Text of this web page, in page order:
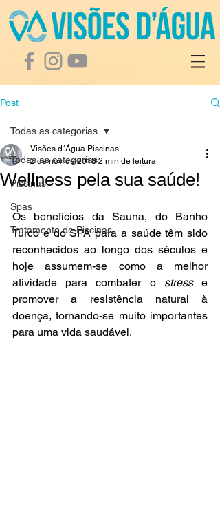
Post
Todas as categorias
Piscinas
Spas
Tratamento de Piscinas
Todas as categorias
Wellness pela sua saúde!
Visões d´Água Piscinas
2 de nov. de 2018 2 min de leitura
Os benefícios da Sauna, do Banho
Turco e do SPA para a saúde têm sido
reconhecidos ao longo dos séculos e
hoje assumem-se como a melhor
atividade para combater o stress e
promover a resistência natural à
doença, tornando-se muito importantes
para uma vida saudável.